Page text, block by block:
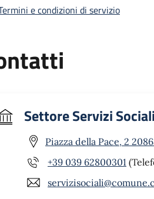
e condizioni di servizio
Settore Servizi Sociali
Piazza della Pace, 2
+39 039 62800301